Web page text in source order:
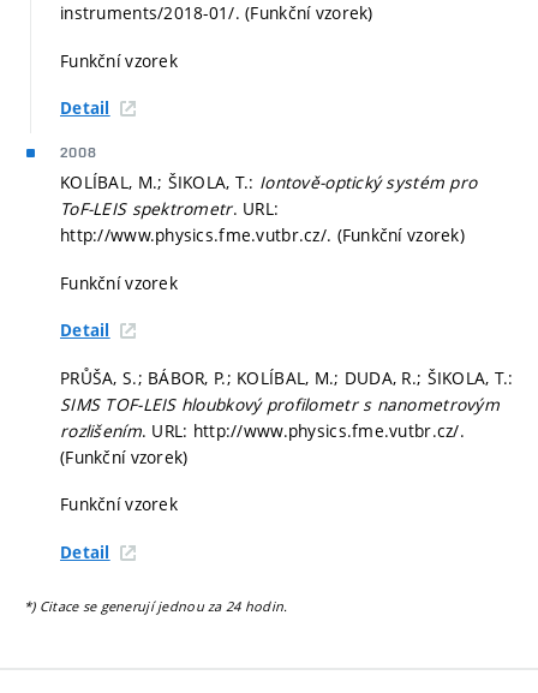
instruments/2018-01/. (Funkční vzorek)
Funkční vzorek
Detail
2008
KOLÍBAL, M.; ŠIKOLA, T.: Iontově-optický systém pro
ToF-LEIS spektrometr. URL:
http://www.physics.fme.vutbr.cz/. (Funkční vzorek)
Funkční vzorek
Detail
PRŮŠA, S.; BÁBOR, P.; KOLÍBAL, M.; DUDA, R.; ŠIKOLA, T.:
SIMS TOF-LEIS hloubkový profilometr s nanometrovým
rozlišením. URL: http://www.physics.fme.vutbr.cz/.
(Funkční vzorek)
Funkční vzorek
Detail
*) Citace se generují jednou za 24 hodin.